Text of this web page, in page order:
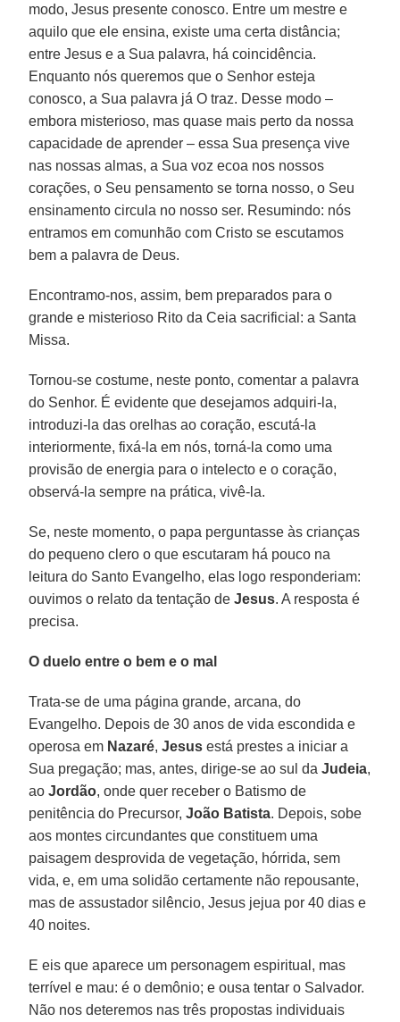
modo, Jesus presente conosco. Entre um mestre e
aquilo que ele ensina, existe uma certa distância;
entre Jesus e a Sua palavra, há coincidência.
Enquanto nós queremos que o Senhor esteja
conosco, a Sua palavra já O traz. Desse modo –
embora misterioso, mas quase mais perto da nossa
capacidade de aprender – essa Sua presença vive
nas nossas almas, a Sua voz ecoa nos nossos
corações, o Seu pensamento se torna nosso, o Seu
ensinamento circula no nosso ser. Resumindo: nós
entramos em comunhão com Cristo se escutamos
bem a palavra de Deus.
Encontramo-nos, assim, bem preparados para o
grande e misterioso Rito da Ceia sacrificial: a Santa
Missa.
Tornou-se costume, neste ponto, comentar a palavra
do Senhor. É evidente que desejamos adquiri-la,
introduzi-la das orelhas ao coração, escutá-la
interiormente, fixá-la em nós, torná-la como uma
provisão de energia para o intelecto e o coração,
observá-la sempre na prática, vivê-la.
Se, neste momento, o papa perguntasse às crianças
do pequeno clero o que escutaram há pouco na
leitura do Santo Evangelho, elas logo responderiam:
ouvimos o relato da tentação deJesus. A resposta é
precisa.
O duelo entre o bem e o mal
Trata-se de uma página grande, arcana, do
Evangelho. Depois de 30 anos de vida escondida e
operosa em Nazaré,Jesus está prestes a iniciar a
Sua pregação; mas, antes, dirige-se ao sul daJudeia,
aoJordão, onde quer receber o Batismo de
penitência do Precursor,João Batista. Depois, sobe
aos montes circundantes que constituem uma
paisagem desprovida de vegetação, hórrida, sem
vida, e, em uma solidão certamente não repousante,
mas de assustador silêncio, Jesus jejua por 40 dias e
40 noites.
E eis que aparece um personagem espiritual, mas
terrível e mau: é o demônio; e ousa tentar o Salvador.
Não nos deteremos nas três propostas individuais